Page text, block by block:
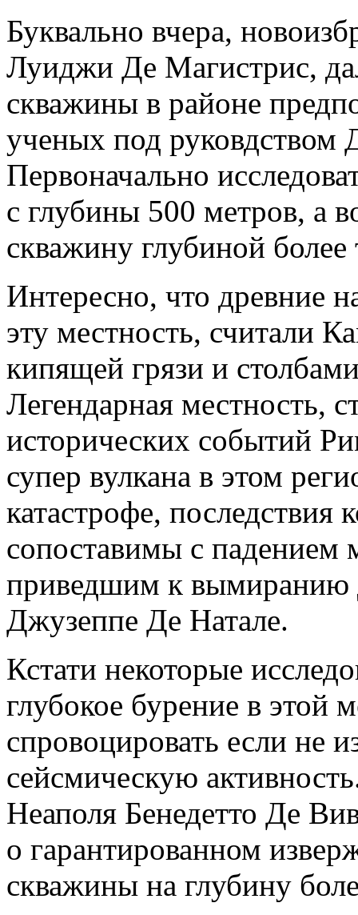
Буквально вчера,
Луиджи Де Магистрис,
скважины в районе
ученых под руковдством
Первоначально
с глубины 500 метров, а
скважину глубиной
Интересно, что древние
эту местность, считали
кипящей грязи и
Легендарная местность,
исторических событий
супер вулкана в этом
катастрофе, последствия
сопоставимы с падением
приведшим к вымиранию
Джузеппе Де Натале.
Кстати некоторые
глубокое бурение в этой
спровоцировать если не
сейсмическую
Неаполя Бенедетто Де
о гарантированном
скважины на глубину